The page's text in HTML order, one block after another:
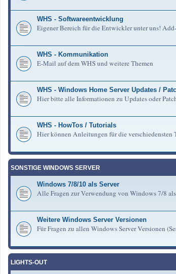
WHS - Softwareentwicklung
Eigener Bereich für die Entwickler unter uns!
WHS - Kommunikation
E-Mail auf dem WHS und weitere Themen
WHS - Windows Home Server Updates /
Hier bitte alle Informationen zu Updates oder
WHS - HowTos / Tutorials
Hier können Anleitungen für die verschiedensten
SONSTIGE WINDOWS SERVER
Windows 7/8/10 als Server
Alle Fragen zur Verwendung von Windows 7/8
Weitere Windows Server Versionen
Für Fragen zu allen Windows Server Versionen
LIGHTS-OUT